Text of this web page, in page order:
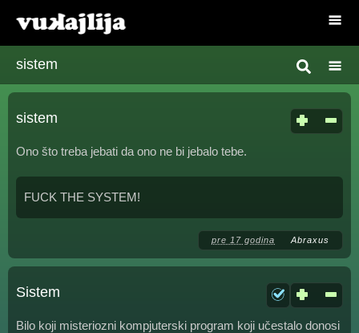
sistem
sistem
Ono što treba jebati da ono ne bi jebalo tebe.
FUCK THE SYSTEM!
pre 17 godina Abraxus
Sistem
Bilo koji misteriozni kompjuterski program koji učestalo donosi